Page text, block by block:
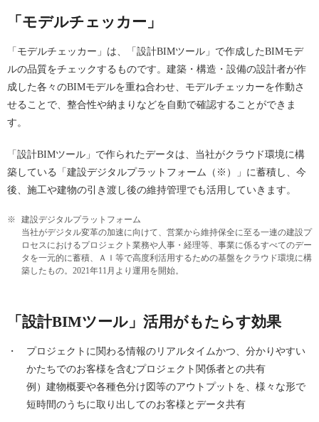
「モデルチェッカー」
「モデルチェッカー」は、「設計BIMツール」で作成したBIMモデ
ルの品質をチェックするものです。建築・構造・設備の設計者が作
成した各々のBIMモデルを重ね合わせ、モデルチェッカーを作動さ
せることで、整合性や納まりなどを自動で確認することができま
す。
「設計BIMツール」で作られたデータは、当社がクラウド環境に構
築している「建設デジタルプラットフォーム（※）」に蓄積し、今
後、施工や建物の引き渡し後の維持管理でも活用していきます。
※
建設デジタルプラットフォーム
当社がデジタル変革の加速に向けて、営業から維持保全に至る一連の建設プ
ロセスにおけるプロジェクト業務や人事・経理等、事業に係るすべてのデー
タを一元的に蓄積、ＡＩ等で高度利活用するための基盤をクラウド環境に構
築したもの。2021年11月より運用を開始。
「設計BIMツール」活用がもたらす効果
・
プロジェクトに関わる情報のリアルタイムかつ、分かりやすい
かたちでのお客様を含むプロジェクト関係者との共有
例）建物概要や各種色分け図等のアウトプットを、様々な形で
短時間のうちに取り出してのお客様とデータ共有